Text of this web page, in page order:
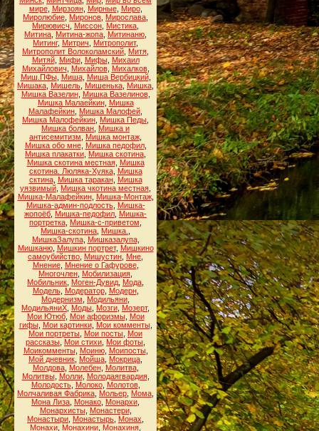
мире, Мирзоян, Мирные, Миро,
Миролюбие Миронов Мирослава
Мирювисч
Миссон Мистика
Митина Митина-жопа Митинаню
Митинг, Митрич Митрополит,
Митрополит Волоколамский Митя
Митяй, Мифи, Мифы, Михаил
Михайлович
Михайлов, Михалков,
Миш.ПФы, Миша, Миша Вербицкий,
Мишака Мишель Мишенька Мишка
Мишка Вазелин, Мишка Вазелинов,
Мишка Малаейкин, Мишка
Малафейкин Мишка Малофей
Мишка Малофейкин Мишка Педы
Мишка болван Мишка и
антисемитизм
Мишка монтаж
Мишка обо мне, Мишка педофил,
Мишка плакатки Мишка скотина
Мишка скотина местная, Мишка
скотина. Люляка-Хуяка, Мишка
сктина, Мишка таракан, Мишка
уязвимый Мишка чкотина местная
Мишка-Малафейкин, Мишка-Монтаж,
Мишка-админ-подлость, Мишка-
жопоёб Мишка-педофил Мишка-
портретка Мишка-с-приветом
Мишка-скотина Мишка.
МишкаЗалупа, Мишказалупа,
Мишканю, Мишкин портрет, Мишкино
самоубийство Мишустин Мне
Мнение, Мнение о Гафурове,
Многочлен Мобилизация
Мобильник Моген-Дувид Мода
Модель, Модератор, Модерн,
Модернизм
Модильяни
МодильяниХ Моды Мозги Мозерт,
Мои Ютюб, Мои афоризмы, Мои
гифы, Мои картинки, Мои комменты,
Мои портреты Мои посты Мои
рассказы Мои стихи Мои фоты
Моикомменты, Моиню, Моипосты,
Мой дневник Мойша Мокрица
Молдова, Молебен, Молитва,
Молитвы, Молли, Молодаягвардия,
Молодость, Молоко, Молотов,
Молчаливая Фабрика Мольер Мома
Мона Лиза Монако Монархи
Монархисты, Монастери,
Монастыри Монастырь Монах
Монахи Монахини Монахиня